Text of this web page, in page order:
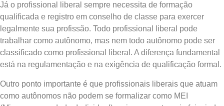
Já o profissional liberal sempre necessita de formação
qualificada e registro em conselho de classe para exercer
legalmente sua profissão. Todo profissional liberal pode
trabalhar como autônomo, mas nem todo autônomo pode ser
classificado como profissional liberal. A diferença fundamental
está na regulamentação e na exigência de qualificação formal.
Outro ponto importante é que profissionais liberais que atuam
como autônomos não podem se formalizar como MEI